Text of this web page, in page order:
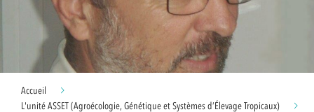
Accueil
L'unité ASSET (Agroécologie, Génétique et Systèmes d’Élevage Tropicaux)